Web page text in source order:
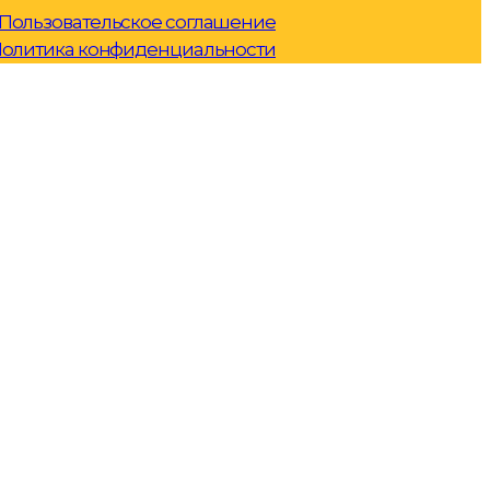
соглашение
конфиденциальности